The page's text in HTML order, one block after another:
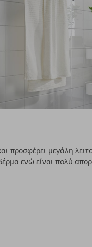
προσφέρει μεγάλη
ενώ είναι πολύ